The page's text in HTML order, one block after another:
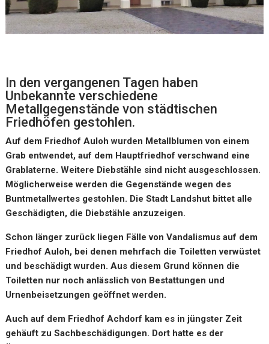
In den vergangenen Tagen haben
Unbekannte verschiedene
Metallgegenstände von städtischen
Friedhöfen gestohlen.
Auf dem Friedhof Auloh wurden Metallblumen von einem
Grab entwendet, auf dem Hauptfriedhof verschwand eine
Grablaterne. Weitere Diebstähle sind nicht ausgeschlossen.
Möglicherweise werden die Gegenstände wegen des
Buntmetallwertes gestohlen. Die Stadt Landshut bittet alle
Geschädigten, die Diebstähle anzuzeigen.
Schon länger zurück liegen Fälle von Vandalismus auf dem
Friedhof Auloh, bei denen mehrfach die Toiletten verwüstet
und beschädigt wurden. Aus diesem Grund können die
Toiletten nur noch anlässlich von Bestattungen und
Urnenbeisetzungen geöffnet werden.
Auch auf dem Friedhof Achdorf kam es in jüngster Zeit
gehäuft zu Sachbeschädigungen. Dort hatte es der